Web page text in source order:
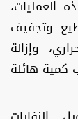
العمليات،
وتجفيف
وإزالة
كمية هائلة